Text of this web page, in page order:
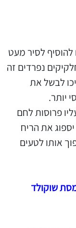
לסיר מעט
נפרדים זה
לבשל את
יותר.
פרוסות לחם
את הריח
אותו לטעים
שוקולד